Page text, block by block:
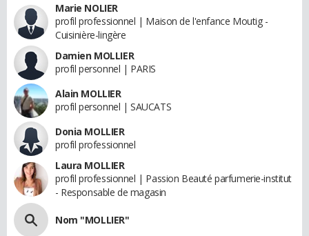
Marie NOLIER
profil professionnel | Maison de l'enfance Moutig -
Cuisinière-lingère
Damien MOLLIER
profil personnel | PARIS
Alain MOLLIER
profil personnel | SAUCATS
Donia MOLLIER
profil professionnel
Laura MOLLIER
profil professionnel | Passion Beauté parfumerie-institut
- Responsable de magasin
Nom "MOLLIER"